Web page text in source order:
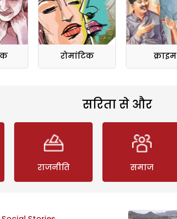
रोमांटिक क्राइम
सरिता से और
राजनीति समाज